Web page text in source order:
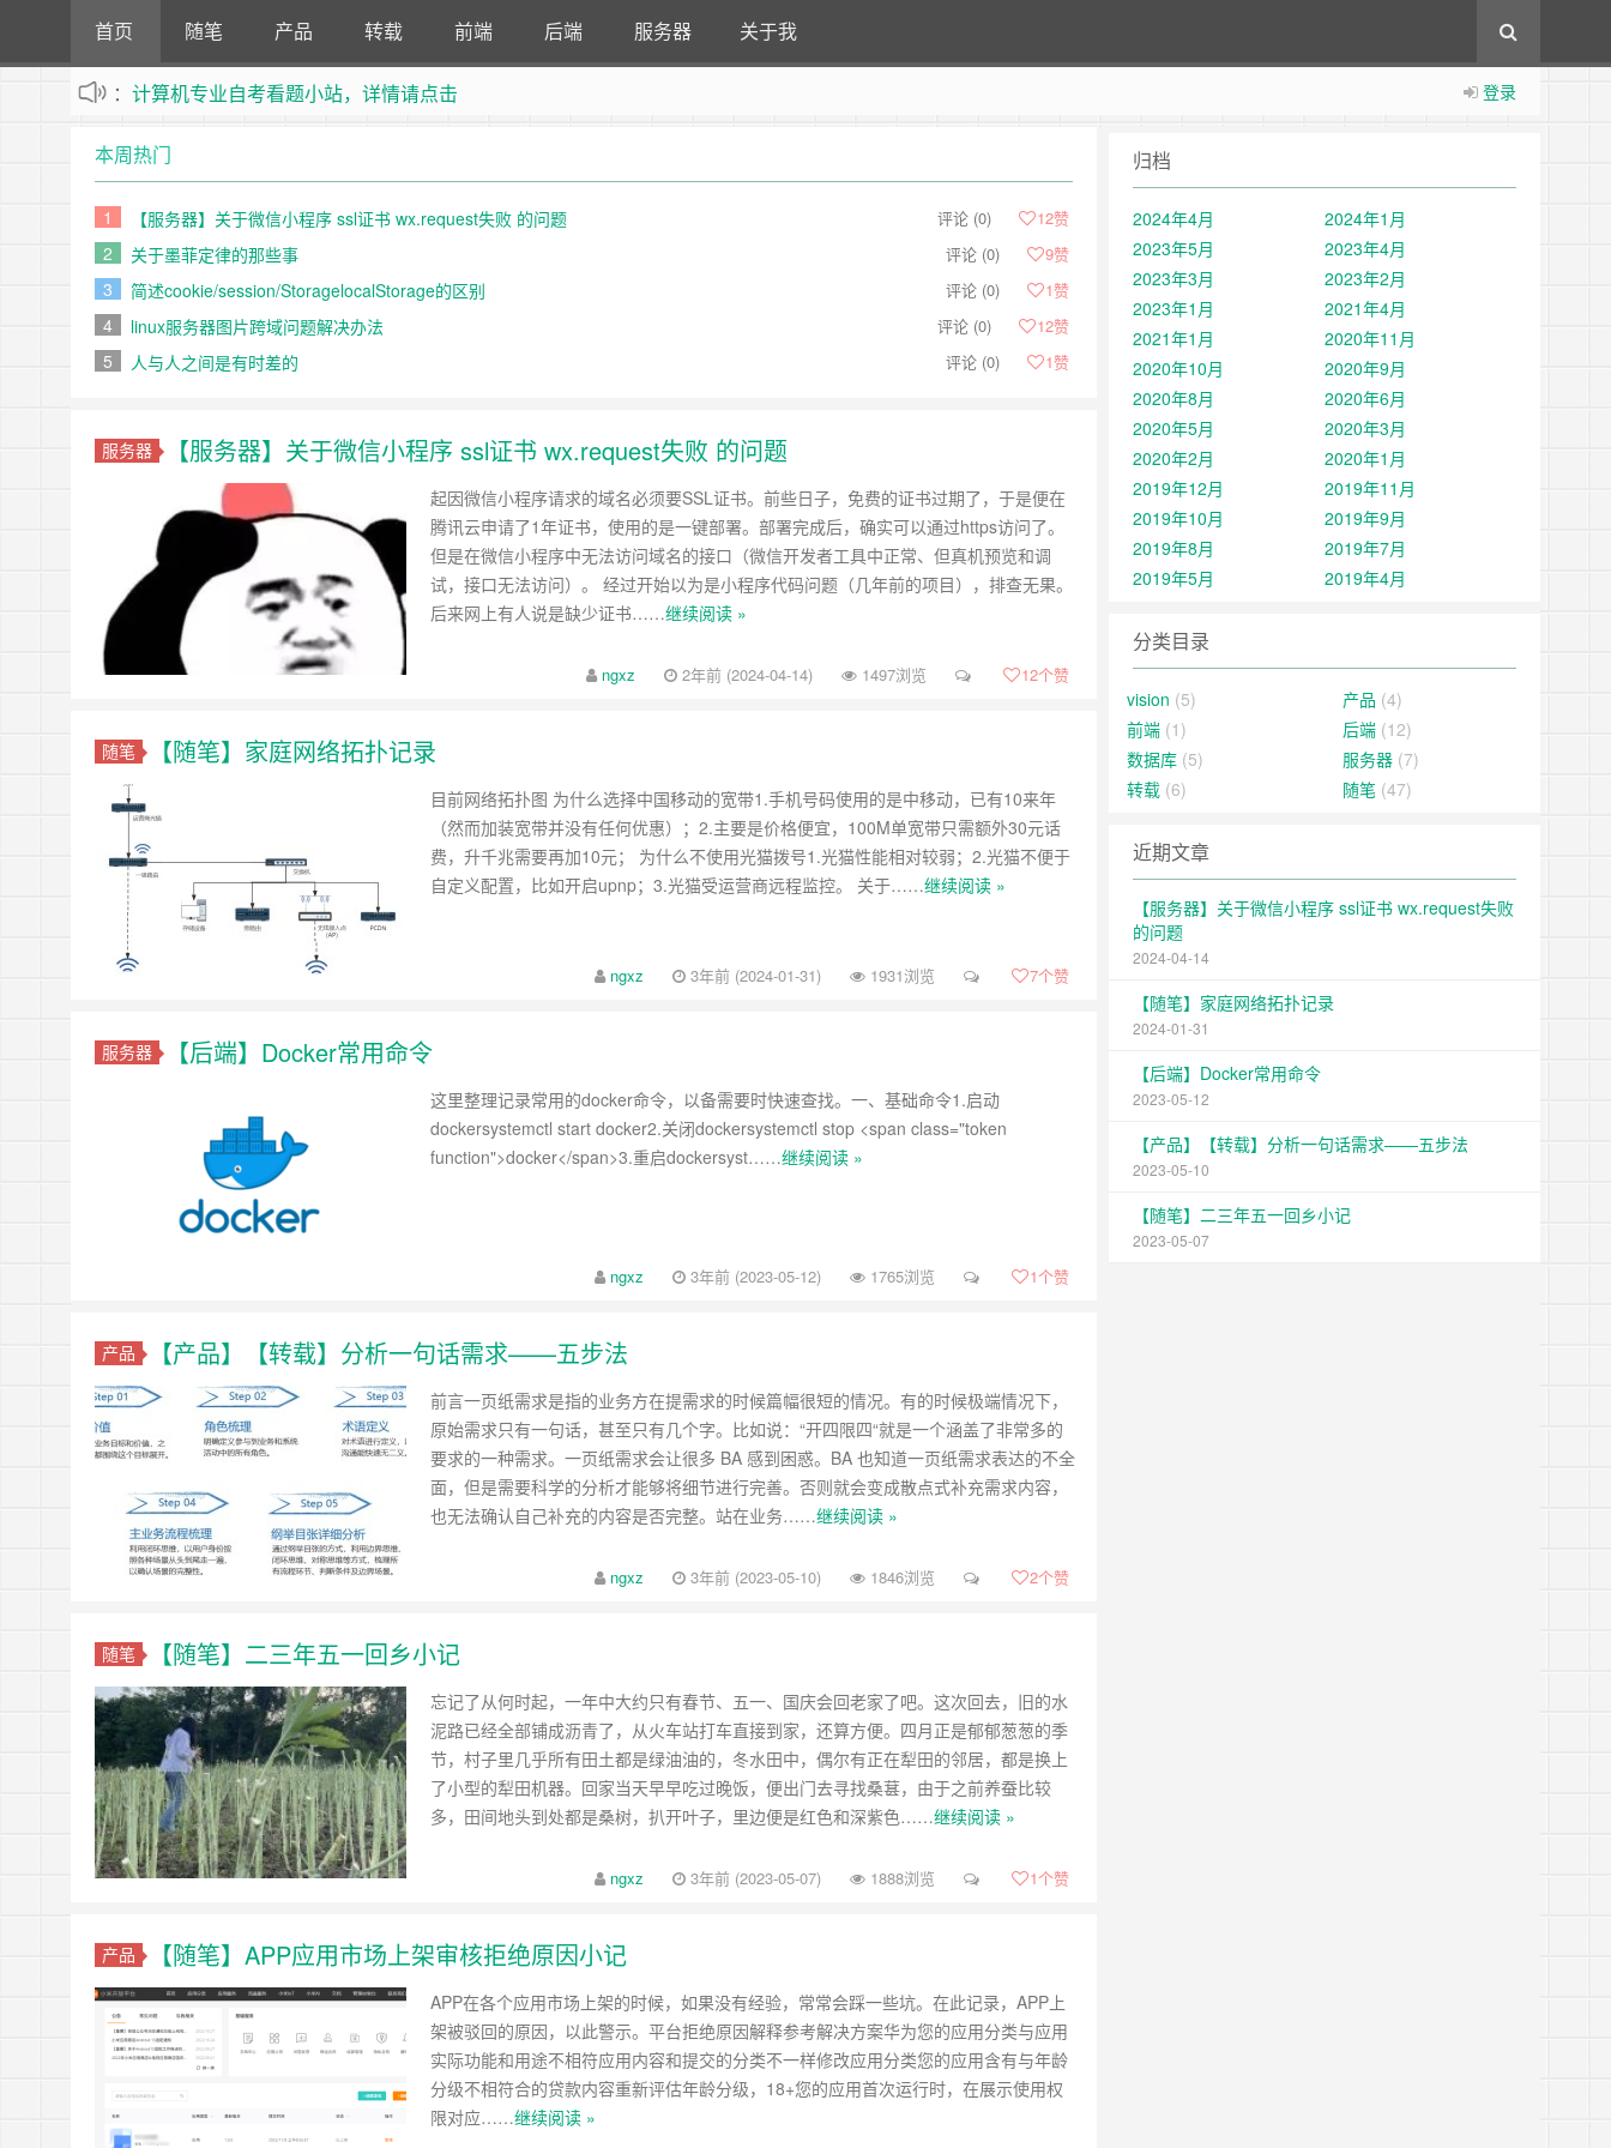
首页 随笔 产品 转载 前端 后端 服务器 关于我
登录
： 计算机专业自考看题小站，详情请点击
本周热门
评论 (0) 12赞
1 【服务器】关于微信小程序 ssl证书 wx.request失败 的问题
评论 (0) 9赞
2 关于墨菲定律的那些事
评论 (0) 1赞
3 简述cookie/session/StoragelocalStorage的区别
评论 (0) 12赞
4 linux服务器图片跨域问题解决办法
评论 (0) 1赞
5 人与人之间是有时差的
服务器 【服务器】关于微信小程序 ssl证书 wx.request失败 的问题
起因微信小程序请求的域名必须要SSL证书。前些日子，免费的证书过期了，于是便在
腾讯云申请了1年证书，使用的是一键部署。部署完成后，确实可以通过https访问了。
但是在微信小程序中无法访问域名的接口（微信开发者工具中正常、但真机预览和调
试，接口无法访问）。 经过开始以为是小程序代码问题（几年前的项目），排查无果。
后来网上有人说是缺少证书……继续阅读 »
ngxz 2年前 (2024-04-14) 1497浏览 12个赞
随笔 【随笔】家庭网络拓扑记录
目前网络拓扑图 为什么选择中国移动的宽带1.手机号码使用的是中移动，已有10来年
（然而加装宽带并没有任何优惠）；2.主要是价格便宜，100M单宽带只需额外30元话
费，升千兆需要再加10元； 为什么不使用光猫拨号1.光猫性能相对较弱；2.光猫不便于
自定义配置，比如开启upnp；3.光猫受运营商远程监控。 关于……继续阅读 »
ngxz 3年前 (2024-01-31) 1931浏览 7个赞
服务器 【后端】Docker常用命令
这里整理记录常用的docker命令，以备需要时快速查找。一、基础命令1.启动
dockersystemctl start docker2.关闭dockersystemctl stop <span class="token
function">docker</span>3.重启dockersyst……继续阅读 »
ngxz 3年前 (2023-05-12) 1765浏览 1个赞
产品 【产品】【转载】分析一句话需求——五步法
前言一页纸需求是指的业务方在提需求的时候篇幅很短的情况。有的时候极端情况下，
原始需求只有一句话，甚至只有几个字。比如说：“开四限四“就是一个涵盖了非常多的
要求的一种需求。一页纸需求会让很多 BA 感到困惑。BA 也知道一页纸需求表达的不全
面，但是需要科学的分析才能够将细节进行完善。否则就会变成散点式补充需求内容，
也无法确认自己补充的内容是否完整。站在业务……继续阅读 »
ngxz 3年前 (2023-05-10) 1846浏览 2个赞
随笔 【随笔】二三年五一回乡小记
忘记了从何时起，一年中大约只有春节、五一、国庆会回老家了吧。这次回去，旧的水
泥路已经全部铺成沥青了，从火车站打车直接到家，还算方便。四月正是郁郁葱葱的季
节，村子里几乎所有田土都是绿油油的，冬水田中，偶尔有正在犁田的邻居，都是换上
了小型的犁田机器。回家当天早早吃过晚饭，便出门去寻找桑葚，由于之前养蚕比较
多，田间地头到处都是桑树，扒开叶子，里边便是红色和深紫色……继续阅读 »
ngxz 3年前 (2023-05-07) 1888浏览 1个赞
产品 【随笔】APP应用市场上架审核拒绝原因小记
APP在各个应用市场上架的时候，如果没有经验，常常会踩一些坑。在此记录，APP上
架被驳回的原因，以此警示。平台拒绝原因解释参考解决方案华为您的应用分类与应用
实际功能和用途不相符应用内容和提交的分类不一样修改应用分类您的应用含有与年龄
分级不相符合的贷款内容重新评估年龄分级，18+您的应用首次运行时，在展示使用权
限对应……继续阅读 »
归档
2024年4月
2024年1月
2023年5月
2023年4月
2023年3月
2023年2月
2023年1月
2021年4月
2021年1月
2020年11月
2020年10月
2020年9月
2020年8月
2020年6月
2020年5月
2020年3月
2020年2月
2020年1月
2019年12月
2019年11月
2019年10月
2019年9月
2019年8月
2019年7月
2019年5月
2019年4月
分类目录
vision (5) 产品 (4)
前端 (1) 后端 (12)
数据库 (5) 服务器 (7)
转载 (6) 随笔 (47)
近期文章
【服务器】关于微信小程序 ssl证书 wx.request失败
的问题
2024-04-14
【随笔】家庭网络拓扑记录
2024-01-31
【后端】Docker常用命令
2023-05-12
【产品】【转载】分析一句话需求——五步法
2023-05-10
【随笔】二三年五一回乡小记
2023-05-07